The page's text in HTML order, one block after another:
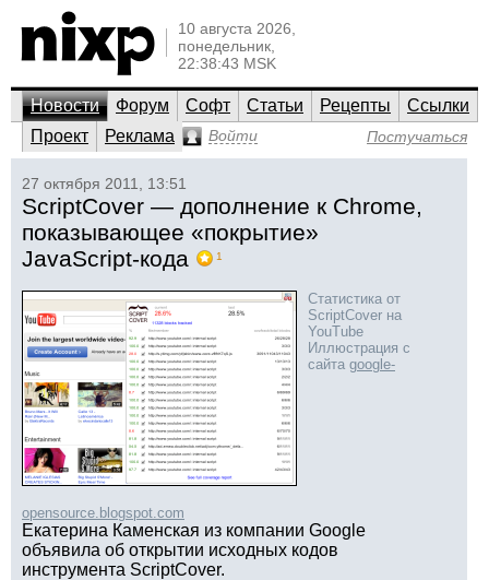
10 августа 2026,
понедельник,
22:38:43 MSK
Новости Форум Софт Статьи Рецепты
Ссылки
Проект
Реклама Войти Постучаться
27 октября 2011, 13:51
ScriptCover — дополнение к Chrome,
показывающее «покрытие»
JavaScript-кода
1
Статистика от
ScriptCover на
YouTube
Иллюстрация с
сайта google-
opensource.blogspot.com
Екатерина Каменская из компании Google
объявила об открытии исходных кодов
инструмента ScriptCover.